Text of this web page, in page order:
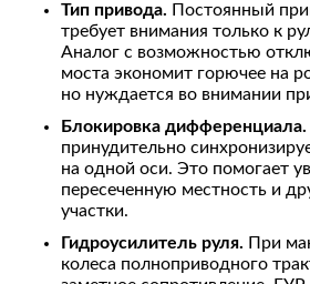
Тип привода. Постоянный
требует внимания только к
Аналог с возможностью
моста экономит горючее на
но нуждается во внимании
Блокировка дифференциала.
принудительно
на одной оси. Это помогает
пересеченную местность и
участки.
Гидроусилитель руля. При
колеса полноприводного